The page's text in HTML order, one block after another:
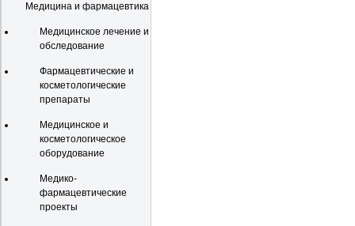
Медицина и фармацевтика
Медицинское лечение и
обследование
Фармацевтические и
косметологические
препараты
Медицинское и
косметологическое
оборудование
Медико-
фармацевтические
проекты